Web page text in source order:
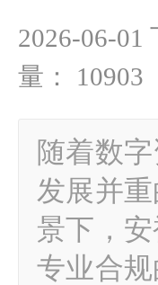
2026-06-
量： 10903
随着数
发展并
景下，
专业合